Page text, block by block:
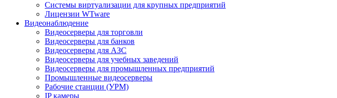
Системы виртуализации для крупных предприятий
Лицензии WTware
Видеонаблюдение
Видеосерверы для торговли
Видеосерверы для банков
Видеосерверы для АЗС
Видеосерверы для учебных заведений
Видеосерверы для промышленных предприятий
Промышленные видеосерверы
Рабочие станции (УРМ)
IP камеры